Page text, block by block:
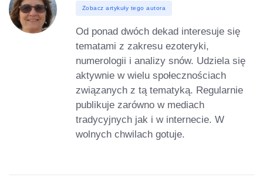
Zobacz artykuły tego autora
Od ponad dwóch dekad interesuje się
tematami z zakresu ezoteryki,
numerologii i analizy snów. Udziela się
aktywnie w wielu społecznościach
związanych z tą tematyką. Regularnie
publikuje zarówno w mediach
tradycyjnych jak i w internecie. W
wolnych chwilach gotuje.